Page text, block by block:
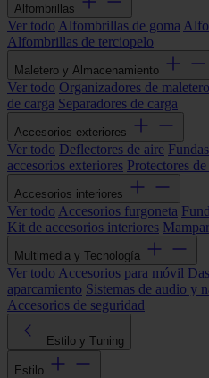
Alfombrillas
Ver todo Alfombrillas de goma
Alfombrillas de terciopelo
Maletero y Almacenamiento
Ver todo Organizadores de maletero
de carga Separadores de carga
Accesorios exteriores
Ver todo Deflectores de aire
accesorios exteriores Protectores
Accesorios interiores
Ver todo Accesorios furgoneta
Kit de accesorios interiores
Multimedia y Tecnología
Ver todo Accesorios para móvil
aparcamiento Sistemas de audio y
Accesorios de seguridad
Estilo y Tuning
Estilo